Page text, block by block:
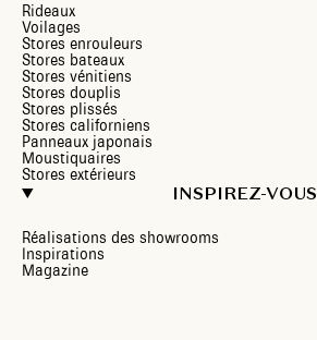
Rideaux
Voilages
Stores enrouleurs
Stores bateaux
Stores vénitiens
Stores douplis
Stores plissés
Stores californiens
Panneaux japonais
Moustiquaires
Stores extérieurs
INSPIREZ-VOUS
Réalisations des showrooms
Inspirations
Magazine